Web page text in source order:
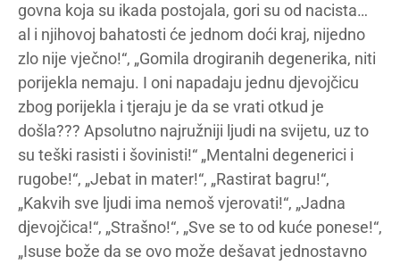
govna koja su ikada postojala, gori su od nacista…
al i njihovoj bahatosti će jednom doći kraj, nijedno
zlo nije vječno!“, „Gomila drogiranih degenerika, niti
porijekla nemaju. I oni napadaju jednu djevojčicu
zbog porijekla i tjeraju je da se vrati otkud je
došla??? Apsolutno najružniji ljudi na svijetu, uz to
su teški rasisti i šovinisti!“ „Mentalni degenerici i
rugobe!“, „Jebat in mater!“, „Rastirat bagru!“,
„Kakvih sve ljudi ima nemoš vjerovati!“, „Jadna
djevojčica!“, „Strašno!“, „Sve se to od kuće ponese!“,
„Isuse bože da se ovo može dešavat jednostavno